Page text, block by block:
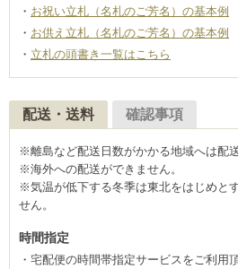
お祝い立札（名札のご芳名）の基本例
お供え立札（名札のご芳名）の基本例
立札の頭書き一覧はこちら
配送・送料 確認事項
※離島など配送日数がかかる地域へは配
※海外への配送ができません。
※気温が低下する冬季は東北をはじめと
せん。
時間指定
宅配便の時間帯指定サービスをご利用